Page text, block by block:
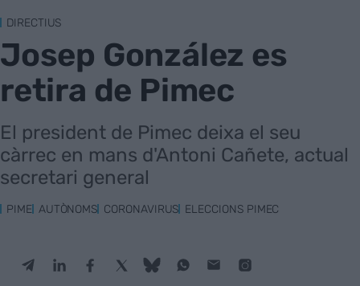
DIRECTIUS
Josep González es
retira de Pimec
El president de Pimec deixa el seu
càrrec en mans d'Antoni Cañete, actual
secretari general
PIME AUTÒNOMS CORONAVIRUS ELECCIONS PIMEC